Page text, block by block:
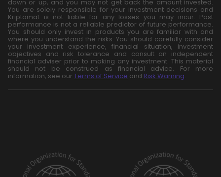
down or up, and you may not get back the amount invested.
You are solely responsible for your investment decisions and
Kriptomat is not liable for any losses you may incur. Past
performance is not a reliable predictor of future performance.
You should only invest in products you are familiar with and
where you understand the risks. You should carefully consider
your investment experience, financial situation, investment
objectives and risk tolerance and consult an independent
financial adviser prior to making any investment. This material
should not be construed as financial advice. For more
information, see our Terms of Service and Risk Warning.